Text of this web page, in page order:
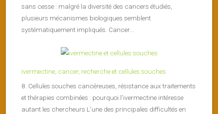
sans cesse : malgré la diversité des cancers étudiés,
plusieurs mécanismes biologiques semblent
systématiquement impliqués. Cancer...
Ivermectine, cancer, recherche et cellules souches
8. Cellules souches cancéreuses, résistance aux traitements
et thérapies combinées : pourquoi l’ivermectine intéresse
autant les chercheurs L’une des principales difficultés en